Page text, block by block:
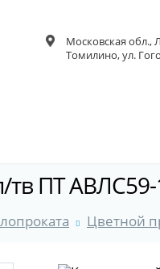
Московская обл.,
Томилино, ул.
тв ПТ
Цветной